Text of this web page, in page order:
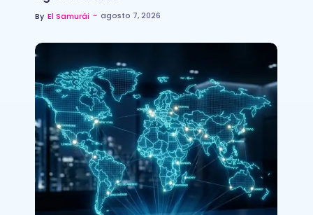
By El Samurái ~ agosto 7, 2026